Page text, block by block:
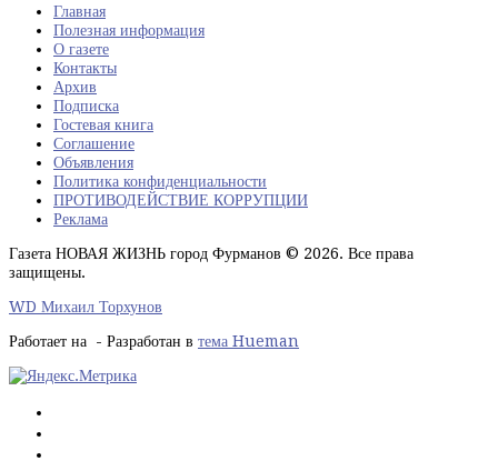
Главная
Полезная информация
О газете
Контакты
Архив
Подписка
Гостевая книга
Соглашение
Объявления
Политика конфиденциальности
ПРОТИВОДЕЙСТВИЕ КОРРУПЦИИ
Реклама
Газета НОВАЯ ЖИЗНЬ город Фурманов © 2026. Все права
защищены.
WD Михаил Торхунов
Работает на - Разработан в тема Hueman